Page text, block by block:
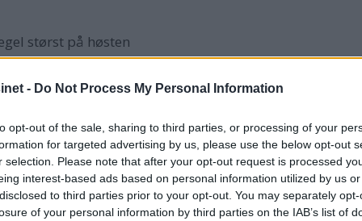
- Do Not Process My Personal Information
opt-out of the sale, sharing to third parties, or processing of your
for targeted advertising by us, please use the below opt-out
selection. Please note that after your opt-out request is processed
interest-based ads based on personal information utilized by us
to third parties prior to your opt-out. You may separately
of your personal information by third parties on the IAB’s list of
størst på høsten
storm.
av båten. Det blir ofte veldig høy luftfuktighet på
så raskt som mulig, og gjør alt klart for opplag i